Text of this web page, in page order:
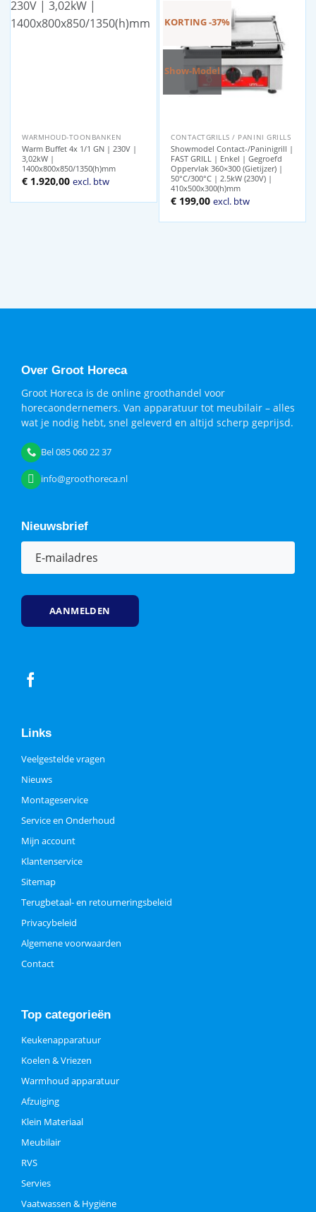
WARMHOUD-TOONBANKEN
Warm Buffet 4x 1/1 GN | 230V |
3,02kW |
1400x800x850/1350(h)mm
€ 1.920,00 excl. btw
KORTING -37%
Show-Model
CONTACTGRILLS / PANINI GRILLS
Showmodel Contact-/Paninigrill |
FAST GRILL | Enkel | Gegroefd
Oppervlak 360×300 (Gietijzer) |
50°C/300°C | 2.5kW (230V) |
410x500x300(h)mm
Oorspronkelijke
prijs
€ 199,00Huidige
prijs
excl. btw
Over Groot Horeca
Groot Horeca is de online groothandel voor
horecaondernemers. Van apparatuur tot meubilair – alles
wat je nodig hebt, snel geleverd en altijd scherp geprijsd.
Bel 085 060 22 37
info@groothoreca.nl
Nieuwsbrief
E-
mailadres(Vereist)
Links
Veelgestelde vragen
Nieuws
Montageservice
Service en Onderhoud
Mijn account
Klantenservice
Sitemap
Terugbetaal- en retourneringsbeleid
Privacybeleid
Algemene voorwaarden
Contact
Top categorieën
Keukenapparatuur
Koelen & Vriezen
Warmhoud apparatuur
Afzuiging
Klein Materiaal
Meubilair
RVS
Servies
Vaatwassen & Hygiëne